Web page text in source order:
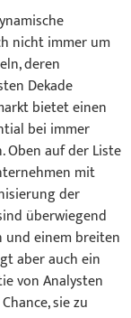
nicht immer um
deren
Dekade
bietet einen
bei immer
Oben auf der Liste
mit
der
überwiegend
einem breiten
aber auch ein
von Analysten
sie zu